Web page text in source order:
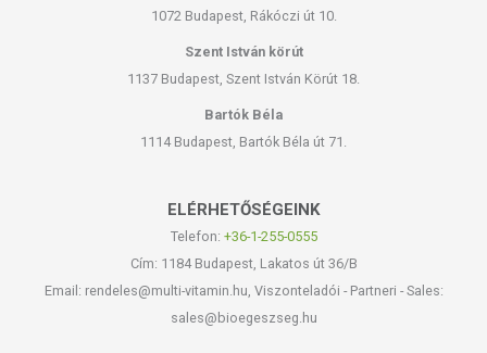
1072 Budapest, Rákóczi út 10.
Szent István körút
1137 Budapest, Szent István Körút 18.
Bartók Béla
1114 Budapest, Bartók Béla út 71.
ELÉRHETŐSÉGEINK
Telefon: +36-1-255-0555
Cím: 1184 Budapest, Lakatos út 36/B
Email: rendeles@multi-vitamin.hu, Viszonteladói - Partneri - Sales:
sales@bioegeszseg.hu